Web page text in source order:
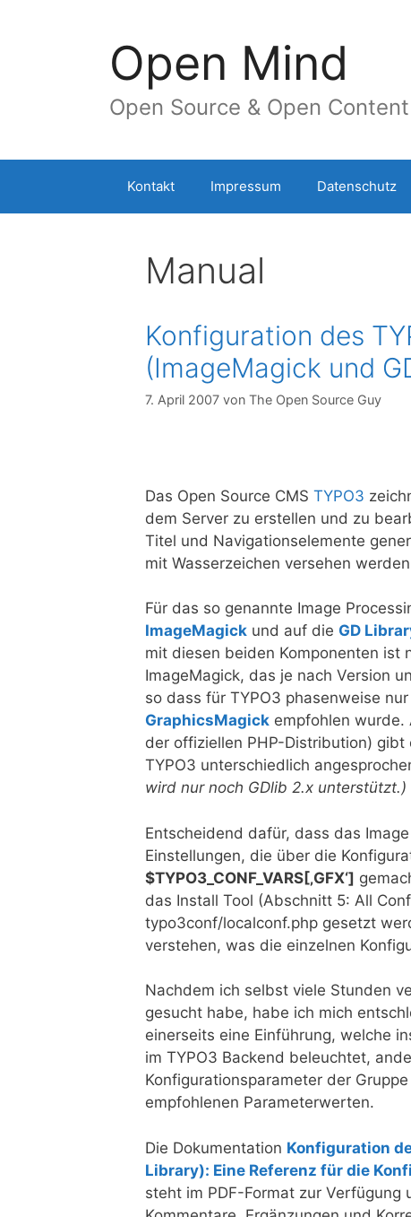
Open Mind
Open Source & Open Content
Kontakt Impressum Datenschutz
Manual
Konfiguration des
(ImageMagick und
7. April 2007 von The Open Source Guy
Das Open Source CMS TYPO3
dem Server zu erstellen und zu
Titel und Navigationselemente
mit Wasserzeichen versehen
Für das so genannte Image
ImageMagick und auf die GD
mit diesen beiden Komponenten ist
ImageMagick, das je nach Version
so dass für TYPO3 phasenweise
GraphicsMagick empfohlen wurde.
der offiziellen PHP-Distribution) gibt
TYPO3 unterschiedlich
wird nur noch GDlib 2.x unterstützt.)
Entscheidend dafür, dass das
Einstellungen, die über die
$TYPO3_CONF_VARS[‚GFX‘]
das Install Tool (Abschnitt 5: All
typo3conf/localconf.php gesetzt
verstehen, was die einzelnen
Nachdem ich selbst viele Stunden
gesucht habe, habe ich mich
einerseits eine Einführung, welche
im TYPO3 Backend beleuchtet,
Konfigurationsparameter der Gruppe
empfohlenen Parameterwerten.
Die Dokumentation Konfiguration
Library): Eine Referenz für die
steht im PDF-Format zur Verfügung